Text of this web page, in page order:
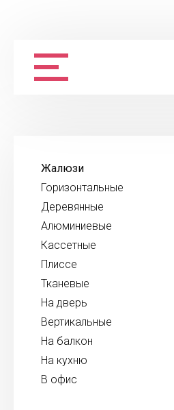
Жалюзи
Горизонтальные
Деревянные
Алюминиевые
Кассетные
Плиссе
Тканевые
На дверь
Вертикальные
На балкон
На кухню
В офис